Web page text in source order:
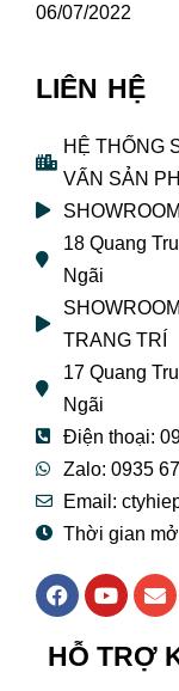
06/07/2022
LIÊN HỆ
HỆ THỐNG
VẤN SẢN
18 Quang
Ngãi
TRANG TRÍ
17 Quang
Ngãi
Điện thoại:
Zalo: 0935
Email:
Thời gian
F
a
e
b
Y
o
t
u
E
n
e
l
HỖ TRỢ